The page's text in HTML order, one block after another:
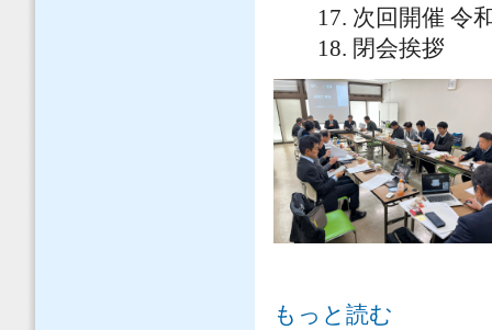
17. 次回開催 令
18. 閉会挨拶
令和７年度 土木学会教育企画・人
もっと読む